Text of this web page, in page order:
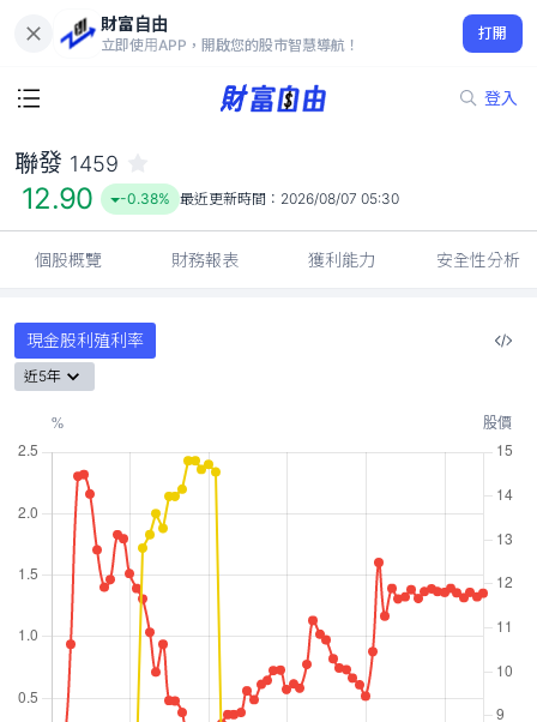
財富自由
立即使用APP，開啟您的股市智慧導航！
打開
登入
12.90
-0.38%
聯發 1459
12.90 -0.38% 最近更新時間： 2026/08/07 05:30
個股概覽 財務報表 獲利能力 安全性分析
現金股利殖利率
近5年